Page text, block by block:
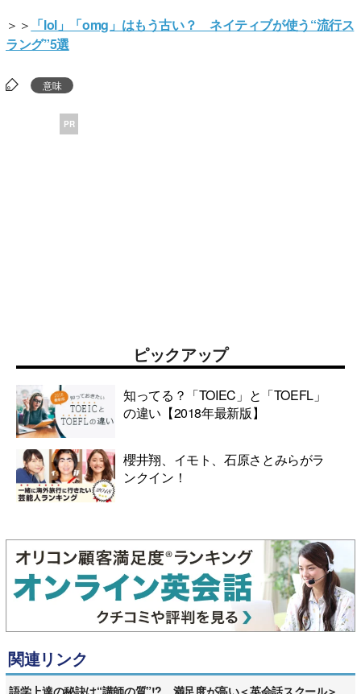
＞＞ 「lol」「omg」はもう古い？ ネイティブが使う“流行ス
ラング”5選
意味
PR
ピックアップ
知ってる？「TOIEC」と「TOEFL」
の違い【2018年最新版】
櫻井翔、イモト、石原さとみらがラ
ンクイン！
関連リンク
語学上達の秘訣は“講師の質”!? 満足度が高い＜英会話スクール＞